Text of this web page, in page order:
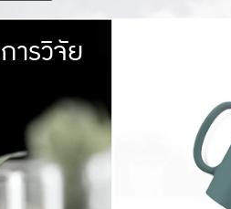
หาวิทยาลัย
าสตร์ มีพื้นที่เขียวสดใส หนาแน่น
ป็นป่าในเมือง (URBAN FOREST)
ง (URBAN AGRICULTURE)
นับรวมกันได้ประมาณ 1,400 ไร่
ารวิจัย